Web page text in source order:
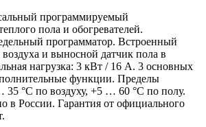
программируемый
пола и обогревателей.
программатор. Встроенный
и выносной датчик пола в
нагрузка: 3 кВт / 16 А. 3 основных
функции. Пределы
35 °С по воздуху, +5 … 60 °С по полу.
в России. Гарантия от официального